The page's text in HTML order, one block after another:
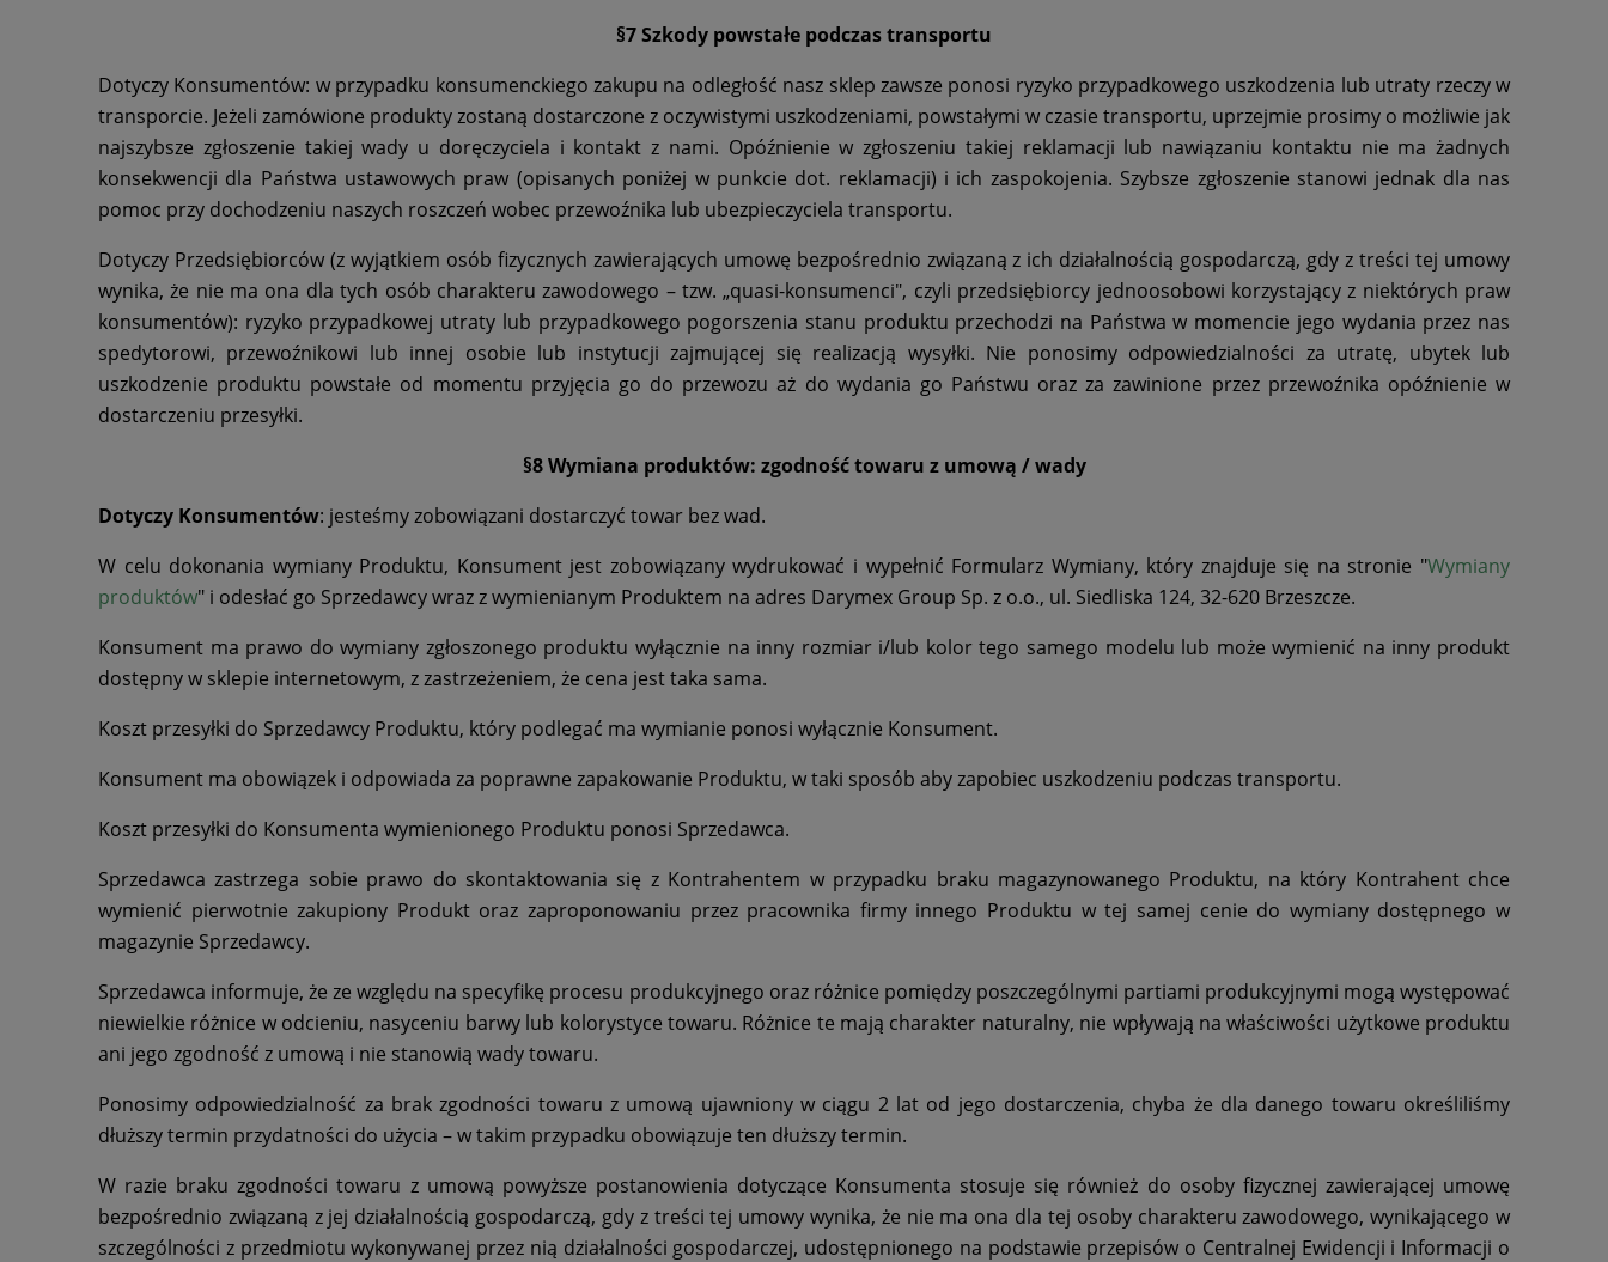
§7 Szkody powstałe podczas transportu
Dotyczy Konsumentów: w przypadku konsumenckiego zakupu na odległość nasz sklep zawsze ponosi ryzyko przypadkowego uszkodzenia lub utraty rzeczy w
transporcie. Jeżeli zamówione produkty zostaną dostarczone z oczywistymi uszkodzeniami, powstałymi w czasie transportu, uprzejmie prosimy o możliwie jak
najszybsze zgłoszenie takiej wady u doręczyciela i kontakt z nami. Opóźnienie w zgłoszeniu takiej reklamacji lub nawiązaniu kontaktu nie ma żadnych
konsekwencji dla Państwa ustawowych praw (opisanych poniżej w punkcie dot. reklamacji) i ich zaspokojenia. Szybsze zgłoszenie stanowi jednak dla nas
pomoc przy dochodzeniu naszych roszczeń wobec przewoźnika lub ubezpieczyciela transportu.
Dotyczy Przedsiębiorców (z wyjątkiem osób fizycznych zawierających umowę bezpośrednio związaną z ich działalnością gospodarczą, gdy z treści tej umowy
wynika, że nie ma ona dla tych osób charakteru zawodowego – tzw. „quasi-konsumenci", czyli przedsiębiorcy jednoosobowi korzystający z niektórych praw
konsumentów): ryzyko przypadkowej utraty lub przypadkowego pogorszenia stanu produktu przechodzi na Państwa w momencie jego wydania przez nas
spedytorowi, przewoźnikowi lub innej osobie lub instytucji zajmującej się realizacją wysyłki. Nie ponosimy odpowiedzialności za utratę, ubytek lub
uszkodzenie produktu powstałe od momentu przyjęcia go do przewozu aż do wydania go Państwu oraz za zawinione przez przewoźnika opóźnienie w
dostarczeniu przesyłki.
§8 Wymiana produktów: zgodność towaru z umową / wady
Dotyczy Konsumentów: jesteśmy zobowiązani dostarczyć towar bez wad.
W celu dokonania wymiany Produktu, Konsument jest zobowiązany wydrukować i wypełnić Formularz Wymiany, który znajduje się na stronie "Wymiany
produktów" i odesłać go Sprzedawcy wraz z wymienianym Produktem na adres Darymex Group Sp. z o.o., ul. Siedliska 124, 32-620 Brzeszcze.
Konsument ma prawo do wymiany zgłoszonego produktu wyłącznie na inny rozmiar i/lub kolor tego samego modelu lub może wymienić na inny produkt
dostępny w sklepie internetowym, z zastrzeżeniem, że cena jest taka sama.
Koszt przesyłki do Sprzedawcy Produktu, który podlegać ma wymianie ponosi wyłącznie Konsument.
Konsument ma obowiązek i odpowiada za poprawne zapakowanie Produktu, w taki sposób aby zapobiec uszkodzeniu podczas transportu.
Koszt przesyłki do Konsumenta wymienionego Produktu ponosi Sprzedawca.
Sprzedawca zastrzega sobie prawo do skontaktowania się z Kontrahentem w przypadku braku magazynowanego Produktu, na który Kontrahent chce
wymienić pierwotnie zakupiony Produkt oraz zaproponowaniu przez pracownika firmy innego Produktu w tej samej cenie do wymiany dostępnego w
magazynie Sprzedawcy.
Sprzedawca informuje, że ze względu na specyfikę procesu produkcyjnego oraz różnice pomiędzy poszczególnymi partiami produkcyjnymi mogą występować
niewielkie różnice w odcieniu, nasyceniu barwy lub kolorystyce towaru. Różnice te mają charakter naturalny, nie wpływają na właściwości użytkowe produktu
ani jego zgodność z umową i nie stanowią wady towaru.
Ponosimy odpowiedzialność za brak zgodności towaru z umową ujawniony w ciągu 2 lat od jego dostarczenia, chyba że dla danego towaru określiliśmy
dłuższy termin przydatności do użycia – w takim przypadku obowiązuje ten dłuższy termin.
W razie braku zgodności towaru z umową powyższe postanowienia dotyczące Konsumenta stosuje się również do osoby fizycznej zawierającej umowę
bezpośrednio związaną z jej działalnością gospodarczą, gdy z treści tej umowy wynika, że nie ma ona dla tej osoby charakteru zawodowego, wynikającego w
szczególności z przedmiotu wykonywanej przez nią działalności gospodarczej, udostępnionego na podstawie przepisów o Centralnej Ewidencji i Informacji o